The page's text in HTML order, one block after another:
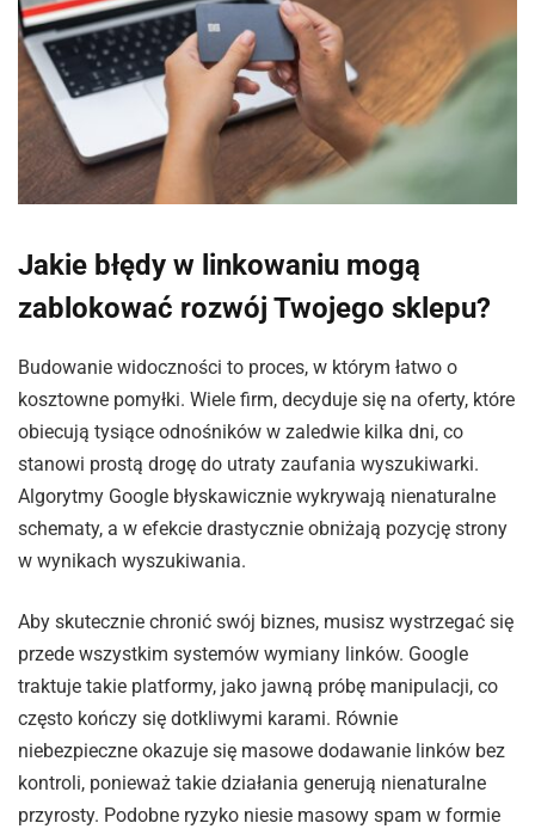
Jakie błędy w linkowaniu mogą
zablokować rozwój Twojego sklepu?
Budowanie widoczności to proces, w którym łatwo o
kosztowne pomyłki. Wiele firm, decyduje się na oferty, które
obiecują tysiące odnośników w zaledwie kilka dni, co
stanowi prostą drogę do utraty zaufania wyszukiwarki.
Algorytmy Google błyskawicznie wykrywają nienaturalne
schematy, a w efekcie drastycznie obniżają pozycję strony
w wynikach wyszukiwania.
Aby skutecznie chronić swój biznes, musisz wystrzegać się
przede wszystkim systemów wymiany linków. Google
traktuje takie platformy, jako jawną próbę manipulacji, co
często kończy się dotkliwymi karami. Równie
niebezpieczne okazuje się masowe dodawanie linków bez
kontroli, ponieważ takie działania generują nienaturalne
przyrosty. Podobne ryzyko niesie masowy spam w formie